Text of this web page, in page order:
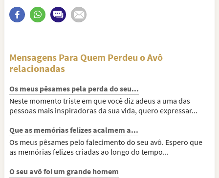
Mensagens Para Quem Perdeu o Avô
relacionadas
Os meus pêsames pela perda do seu...
Neste momento triste em que você diz adeus a uma das
pessoas mais inspiradoras da sua vida, quero expressar...
Que as memórias felizes acalmem a...
Os meus pêsames pelo falecimento do seu avô. Espero que
as memórias felizes criadas ao longo do tempo...
O seu avô foi um grande homem